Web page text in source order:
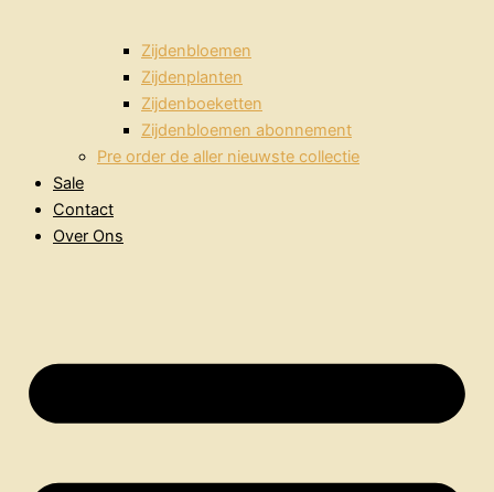
Zijdenbloemen
Zijdenplanten
Zijdenboeketten
Zijdenbloemen abonnement
Pre order de aller nieuwste collectie
Sale
Contact
Over Ons